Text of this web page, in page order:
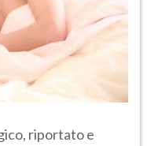
riportato e